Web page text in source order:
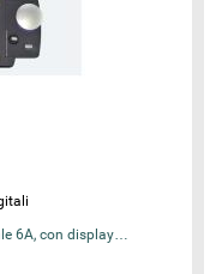
6A, con display…